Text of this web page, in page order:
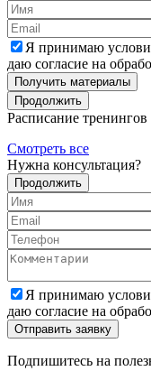
Я принимаю
даю согласие на
Получить материалы
Продолжить
Расписание тренингов
Смотреть все
Нужна консультация?
Продолжить
Я принимаю
даю согласие на
Подпишитесь на